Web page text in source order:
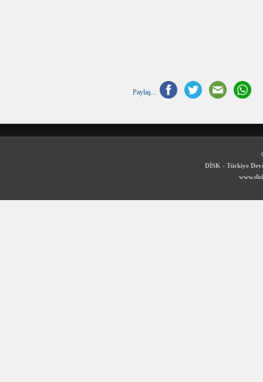
Paylaş...
DİSK - Türkiye